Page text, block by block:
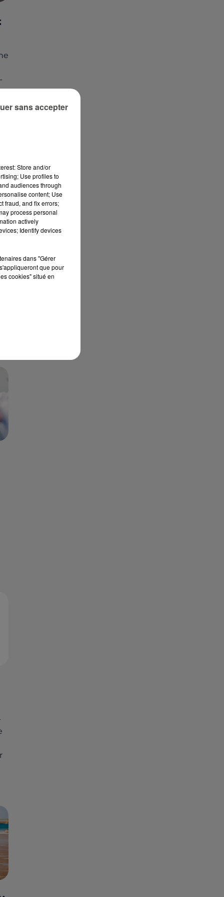
Store and/or
Use profiles to
audiences through
content; Use
fraud, and fix errors;
process personal
actively
Identify devices
dans "Gérer
que pour
cookies" situé en
sans accepter